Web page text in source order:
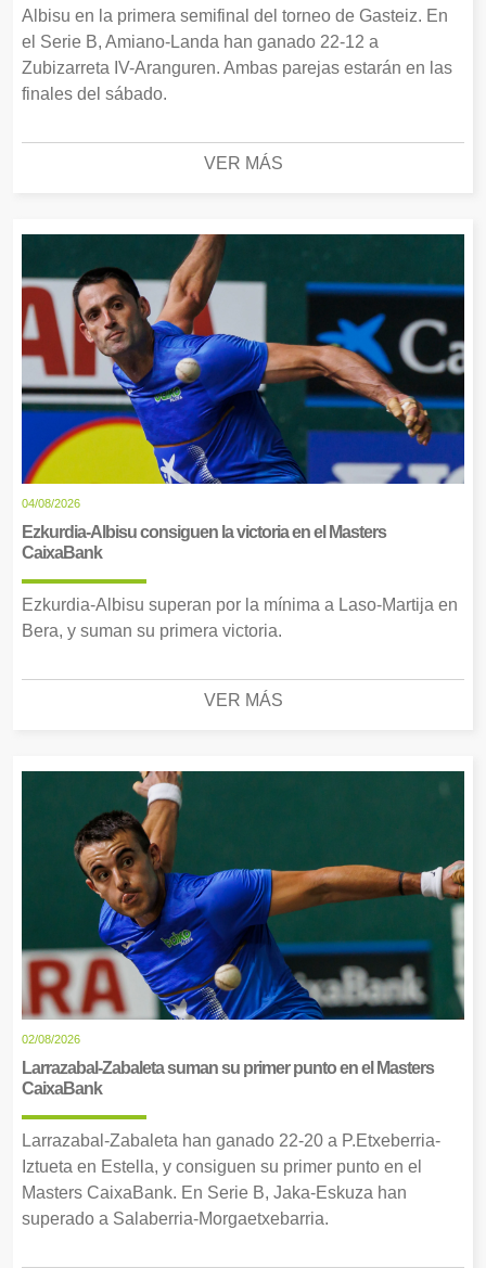
Albisu en la primera semifinal del torneo de Gasteiz. En
el Serie B, Amiano-Landa han ganado 22-12 a
Zubizarreta IV-Aranguren. Ambas parejas estarán en las
finales del sábado.
VER MÁS
04/08/2026
Ezkurdia-Albisu consiguen la victoria en el Masters
CaixaBank
Ezkurdia-Albisu superan por la mínima a Laso-Martija en
Bera, y suman su primera victoria.
VER MÁS
02/08/2026
Larrazabal-Zabaleta suman su primer punto en el Masters
CaixaBank
Larrazabal-Zabaleta han ganado 22-20 a P.Etxeberria-
Iztueta en Estella, y consiguen su primer punto en el
Masters CaixaBank. En Serie B, Jaka-Eskuza han
superado a Salaberria-Morgaetxebarria.